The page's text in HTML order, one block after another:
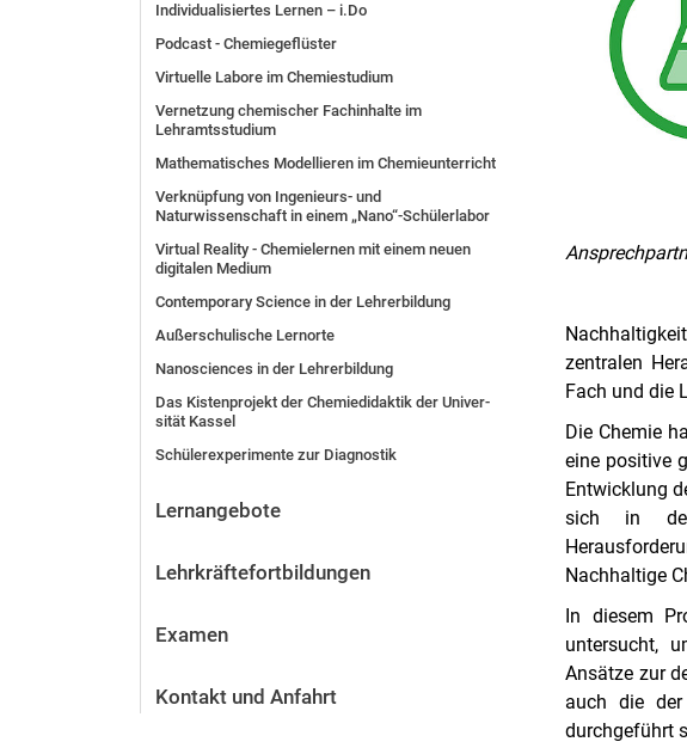
Individualisiertes Lernen – i.Do
Podcast - Chemiegeflüster
Virtuelle Labore im Chemiestudium
Vernetzung chemischer Fachinhalte im
Lehramtsstudium
Mathematisches Modellieren im Chemieunterricht
Verknüpfung von Ingenieurs- und
Naturwissenschaft in einem „Nano“-Schülerlabor
Virtual Reality - Chemielernen mit einem neuen
digitalen Medium
Contemporary Science in der Lehrerbildung
Außerschulische Lernorte
Nanosciences in der Lehrerbildung
Das Kis­ten­pro­jekt der Che­mie­di­dak­tik der Uni­ver­
si­tät Kas­sel
Schülerexperimente zur Diagnostik
Lernangebote
Lehrkräftefortbildungen
Examen
Kontakt und Anfahrt
zentralen
Fach und die
Die Chemie
eine positive
Entwicklung
sich in der
Nachhaltige
In diesem
untersucht,
Ansätze zur
auch die der
durchgeführt